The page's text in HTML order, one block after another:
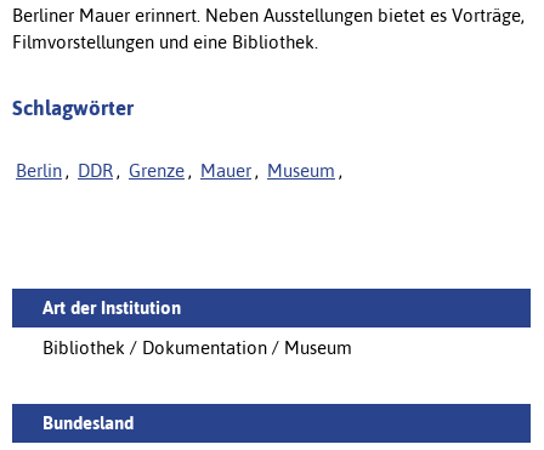
Berliner Mauer erinnert. Neben Ausstellungen bietet es Vorträge,
Filmvorstellungen und eine Bibliothek.
Schlagwörter
Berlin , DDR , Grenze , Mauer , Museum ,
Art der Institution
Bibliothek / Dokumentation / Museum
Bundesland